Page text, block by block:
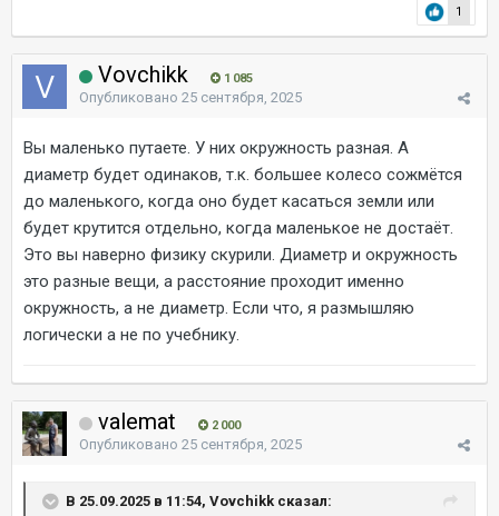
1
Vovchikk 1 085
Опубликовано 25 сентября, 2025
Вы маленько путаете. У них окружность разная. А
диаметр будет одинаков, т.к. большее колесо сожмётся
до маленького, когда оно будет касаться земли или
будет крутится отдельно, когда маленькое не достаёт.
Это вы наверно физику скурили. Диаметр и окружность
это разные вещи, а расстояние проходит именно
окружность, а не диаметр. Если что, я размышляю
логически а не по учебнику.
valemat 2 000
Опубликовано 25 сентября, 2025
В 25.09.2025 в 11:54, Vovchikk сказал: